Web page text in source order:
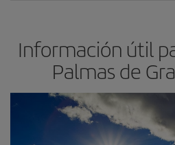
Información útil
Palmas de